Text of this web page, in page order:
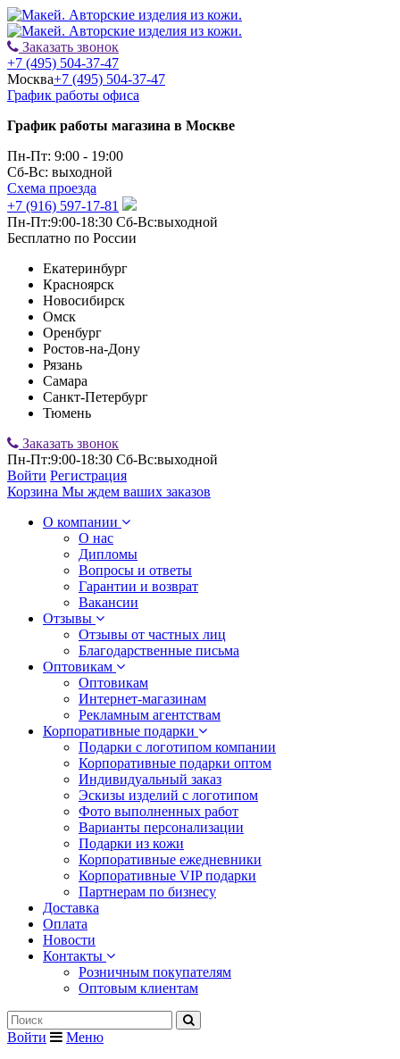
Заказать звонок
+7 (495) 504-37-47
Москва+7 (495) 504-37-47
График работы офиса
График работы магазина в Москве
Пн-Пт: 9:00 - 19:00
Сб-Вс: выходной
Схема проезда
+7 (916) 597-17-81
Пн-Пт:9:00-18:30 Сб-Вс:выходной
Бесплатно по России
Екатеринбург
Красноярск
Новосибирск
Омск
Оренбург
Ростов-на-Дону
Рязань
Самара
Санкт-Петербург
Тюмень
Заказать звонок
Пн-Пт:9:00-18:30 Сб-Вс:выходной
Войти Регистрация
Корзина Мы ждем ваших заказов
О компании
О нас
Дипломы
Вопросы и ответы
Гарантии и возврат
Вакансии
Отзывы
Отзывы от частных лиц
Благодарственные письма
Оптовикам
Оптовикам
Интернет-магазинам
Рекламным агентствам
Корпоративные подарки
Подарки с логотипом компании
Корпоративные подарки оптом
Индивидуальный заказ
Эскизы изделий с логотипом
Фото выполненных работ
Варианты персонализации
Подарки из кожи
Корпоративные ежедневники
Корпоративные VIP подарки
Партнерам по бизнесу
Доставка
Оплата
Новости
Контакты
Розничным покупателям
Оптовым клиентам
Войти
Меню